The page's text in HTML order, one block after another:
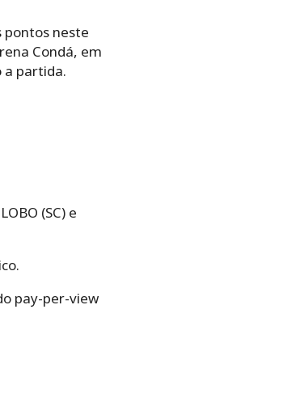
pontos neste
Condá, em
a partida.
(SC) e
pay-per-view